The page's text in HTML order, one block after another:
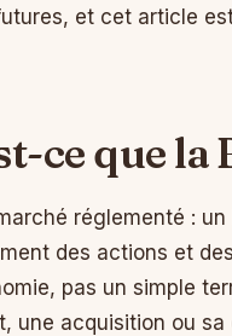
et cet article
ce que la
réglementé :
des actions et
pas un simple
une acquisition ou